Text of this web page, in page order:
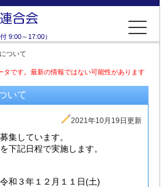
付 9:00～17:00）
ついて
です。最新の情報ではない可能性があります
いて
2021年10月19日更新
集しています。
下記日程で実施します。
３年１２月１１日(土)